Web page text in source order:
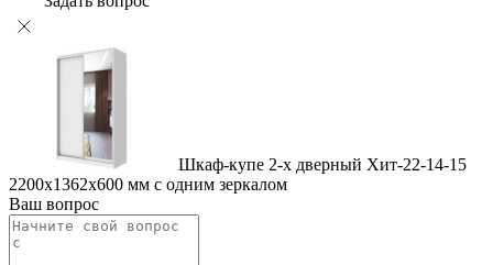
Шкаф-купе 2-х дверный Хит-22-14-15
2200x1362x600 мм с одним зеркалом
Ваш вопрос